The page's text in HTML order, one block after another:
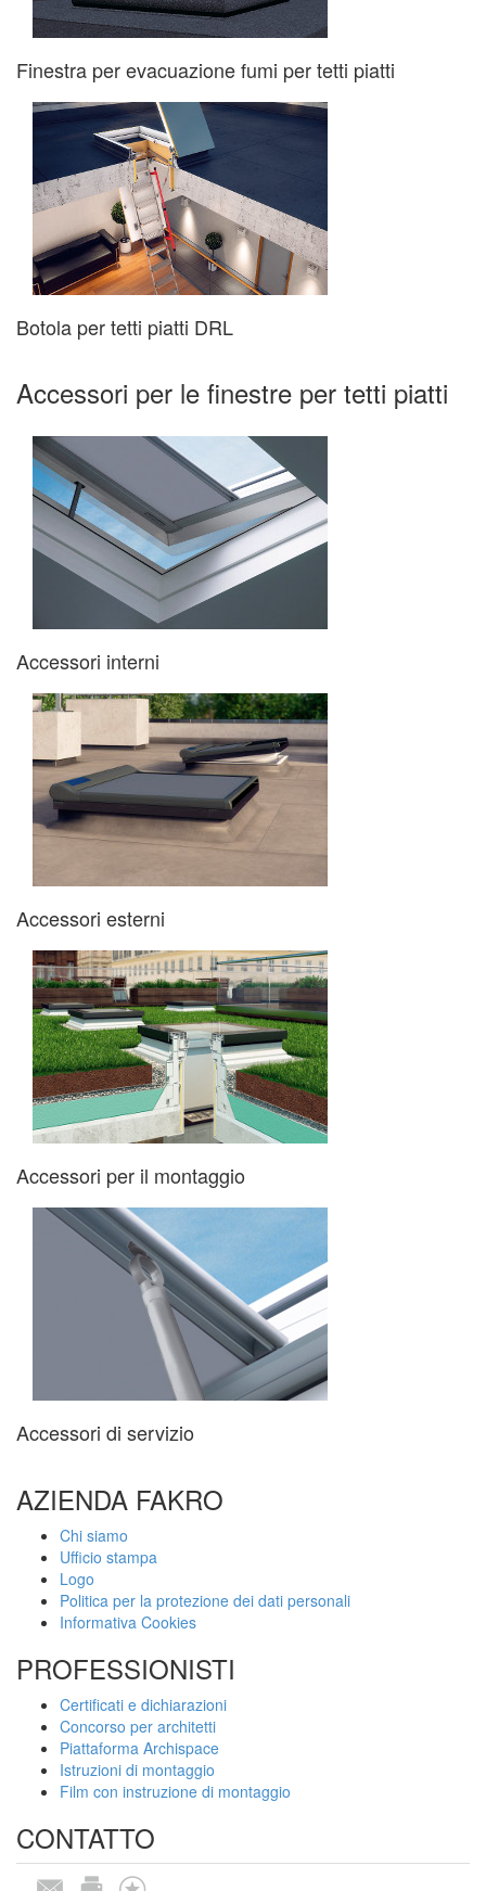
Finestra per evacuazione fumi per tetti piatti
Botola per tetti piatti DRL
Accessori per le finestre per tetti piatti
Accessori interni
Accessori esterni
Accessori per il montaggio
Accessori di servizio
AZIENDA FAKRO
Chi siamo
Ufficio stampa
Logo
Politica per la protezione dei dati personali
Informativa Cookies
PROFESSIONISTI
Certificati e dichiarazioni
Concorso per architetti
Piattaforma Archispace
Istruzioni di montaggio
Film con instruzione di montaggio
CONTATTO